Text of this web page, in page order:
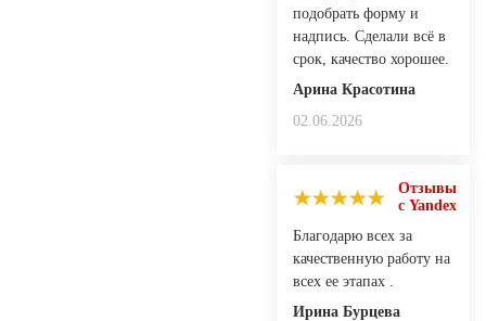
подобрать форму и
надпись. Сделали всё в
срок, качество хорошее.
Арина Красотина
02.06.2026
Отзывы
с Yandex
Благодарю всех за
качественную работу на
всех ее этапах .
Ирина Бурцева